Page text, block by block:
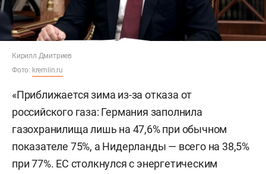
Кирилл Дмитриев
Фото: kremlin.ru
«Приближается зима из-за отказа от
российского газа: Германия заполнила
газохранилища лишь на 47,6% при обычном
показателе 75%, а Нидерланды — всего на 38,5%
при 77%. ЕС столкнулся с энергетическим